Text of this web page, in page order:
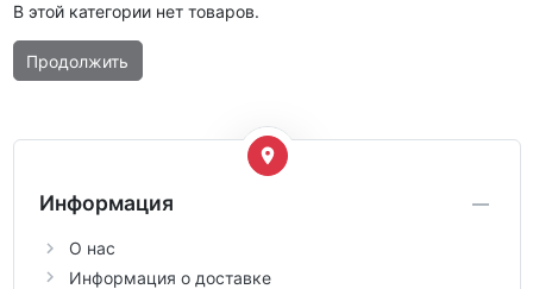
В этой категории нет товаров.
Продолжить
Информация
О нас
Информация о доставке